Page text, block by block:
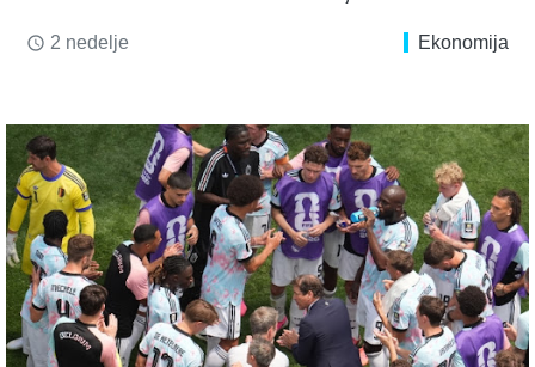
access_time 2 nedelje Ekonomija